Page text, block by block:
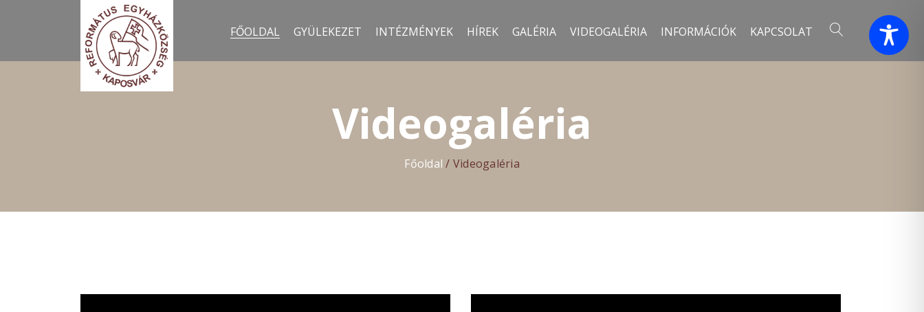
FŐOLDAL GYÜLEKEZET INTÉZMÉNYEK HÍREK GALÉRIA VIDEOGALÉRIA INFORMÁCIÓK KAPCSOLAT
Videogaléria
Főoldal / Videogaléria